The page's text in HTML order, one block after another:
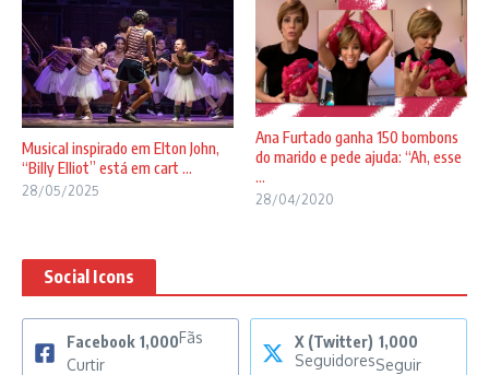
Musical inspirado em Elton John,
“Billy Elliot” está em cart ...
28/05/2025
Ana Furtado ganha 150 bombons
do marido e pede ajuda: “Ah, esse
...
28/04/2020
Social Icons
Facebook 1,000Fãs
Curtir
X (Twitter) 1,000
SeguidoresSeguir